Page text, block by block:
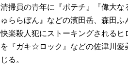
清掃員の青年に『ポテチ』『偉大な
ゅららぼん』などの濱田岳、森田ふ
快楽殺人犯にストーキングされるヒ
を『ガキ☆ロック』などの佐津川愛
じる。